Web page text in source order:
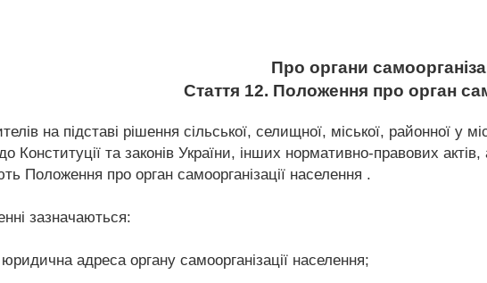
Про органи
Стаття 12. Положення про орган
на підставі рішення сільської, селищної, міської, районної у
Конституції та законів України, інших нормативно-правових
Положення про орган самоорганізації населення .
зазначаються:
адреса органу самоорганізації населення;